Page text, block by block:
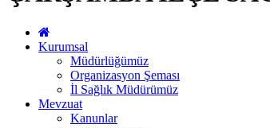
Kurumsal
Müdürlüğümüz
Organizasyon Şeması
İl Sağlık Müdürümüz
Mevzuat
Kanunlar